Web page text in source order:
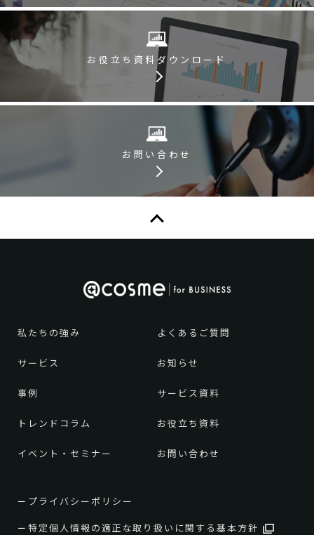
お役立ち資料 ダウンロード
お問い合わせ
私たちの強み
サービス
事例
トレンドコラム
イベント・セミナー
よくあるご質問
お知らせ
サービス資料
お役立ち資料
お問い合わせ
プライバシーポリシー
特定個人情報の適正な取り扱いに関する基本方針